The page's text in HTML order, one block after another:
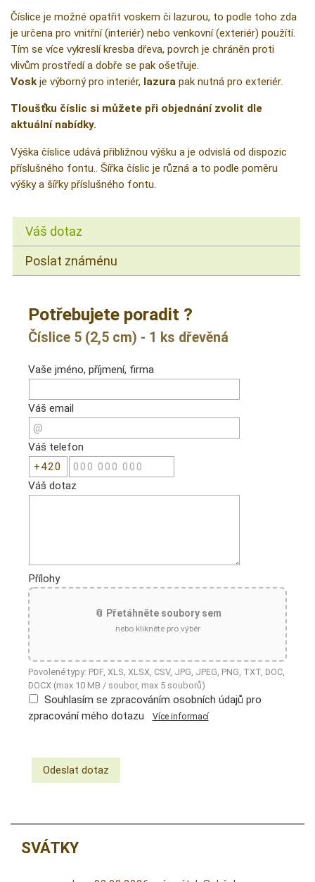
Číslice je možné opatřit voskem či lazurou, to podle toho zda
je určena pro vnitřní (interiér) nebo venkovní (exteriér) použítí.
Tím se více vykreslí kresba dřeva, povrch je chráněn proti
vlivům prostředí a dobře se pak ošetřuje.
Voskje výborný pro interiér, lazura pak nutná pro exteriér.
Tloušťku číslic si můžete při objednání zvolit dle
aktuální nabídky.
Výška číslice udává přibližnou výšku a je odvislá od dispozic
příslušného fontu.. Šířka číslic je různá a to podle poměru
výšky a šířky příslušného fontu.
Váš dotaz
Poslat známénu
Potřebujete poradit ?
Číslice 5 (2,5 cm) - 1 ks dřevěná
Vaše jméno, příjmení, firma
Váš email
Váš telefon
Váš dotaz
Přílohy
📎 Přetáhněte soubory sem
nebo klikněte pro výběr
Povolené typy: PDF, XLS, XLSX, CSV, JPG, JPEG, PNG, TXT, DOC,
DOCX (max 10 MB / soubor, max 5 souborů)
Souhlasím se zpracováním osobních údajů pro
zpracování mého dotazu
Více informací
SVÁTKY